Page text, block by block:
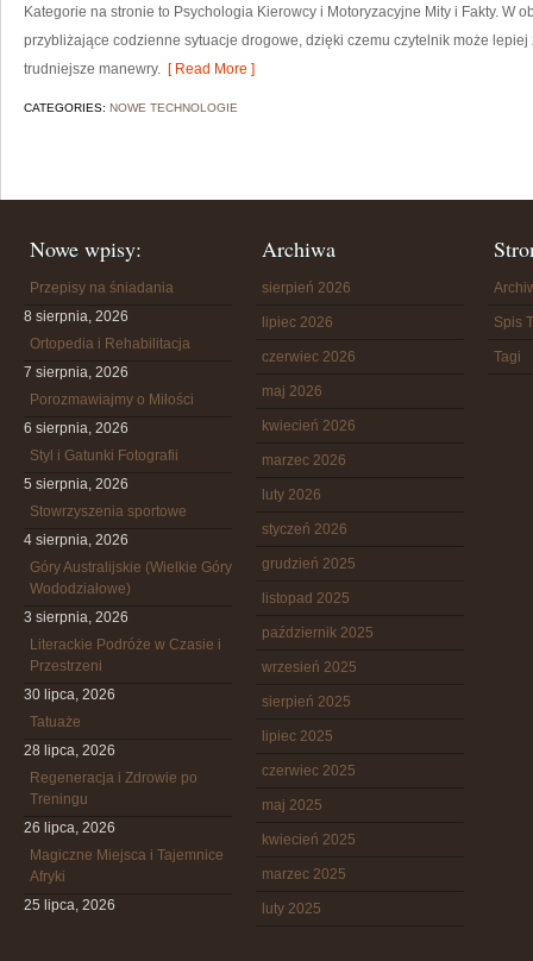
Kategorie na stronie to Psychologia Kierowcy i Motoryzacyjne Mity i Fakty. W
przybliżające codzienne sytuacje drogowe, dzięki czemu czytelnik może
trudniejsze manewry. [ Read More ]
CATEGORIES: NOWE TECHNOLOGIE
Nowe wpisy:
Przepisy na śniadania
8 sierpnia, 2026
Ortopedia i Rehabilitacja
7 sierpnia, 2026
Porozmawiajmy o Miłości
6 sierpnia, 2026
Styl i Gatunki Fotografii
5 sierpnia, 2026
Stowrzyszenia sportowe
4 sierpnia, 2026
Góry Australijskie (Wielkie Góry
Wododziałowe)
3 sierpnia, 2026
Literackie Podróże w Czasie i
Przestrzeni
30 lipca, 2026
Tatuaże
28 lipca, 2026
Regeneracja i Zdrowie po
Treningu
26 lipca, 2026
Magiczne Miejsca i Tajemnice
Afryki
25 lipca, 2026
Archiwa
sierpień 2026
lipiec 2026
czerwiec 2026
maj 2026
kwiecień 2026
marzec 2026
luty 2026
styczeń 2026
grudzień 2025
listopad 2025
październik 2025
wrzesień 2025
sierpień 2025
lipiec 2025
czerwiec 2025
maj 2025
kwiecień 2025
marzec 2025
luty 2025
Spis
Tagi